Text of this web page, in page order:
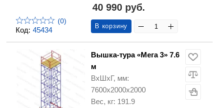
Код: 45434
(0)
40 990 руб.
В корзину
Вышка-тура «Мега 3» 7.6
м
ВхШхГ, мм:
7600х2000х2000
Вес, кг: 191.9